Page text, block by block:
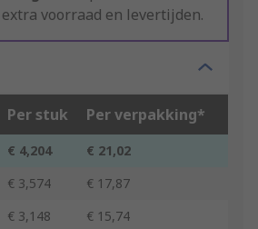
voorraad en levertijden.
Per stuk Per verpakking*
€ 4,204
€ 21,02
€ 3,574
€ 17,87
€ 3,148
€ 15,74